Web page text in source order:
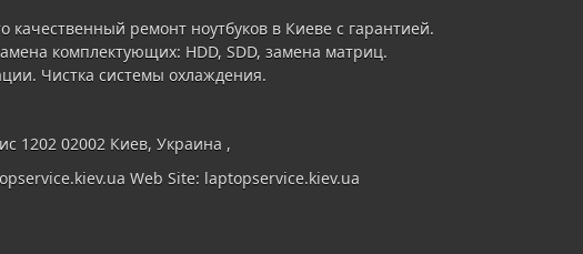
ремонт ноутбуков в Киеве с гарантией.
комплектующих: HDD, SDD, замена матриц.
Чистка системы охлаждения.
1202 02002 Киев, Украина ,
Web Site: laptopservice.kiev.ua